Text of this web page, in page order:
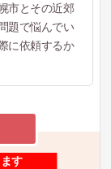
市とその近郊
題で悩んでい
に依頼するか
す